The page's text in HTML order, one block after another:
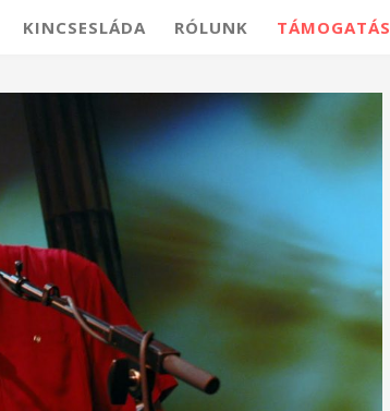
KINCSESLÁDA RÓLUNK TÁMOGATÁS